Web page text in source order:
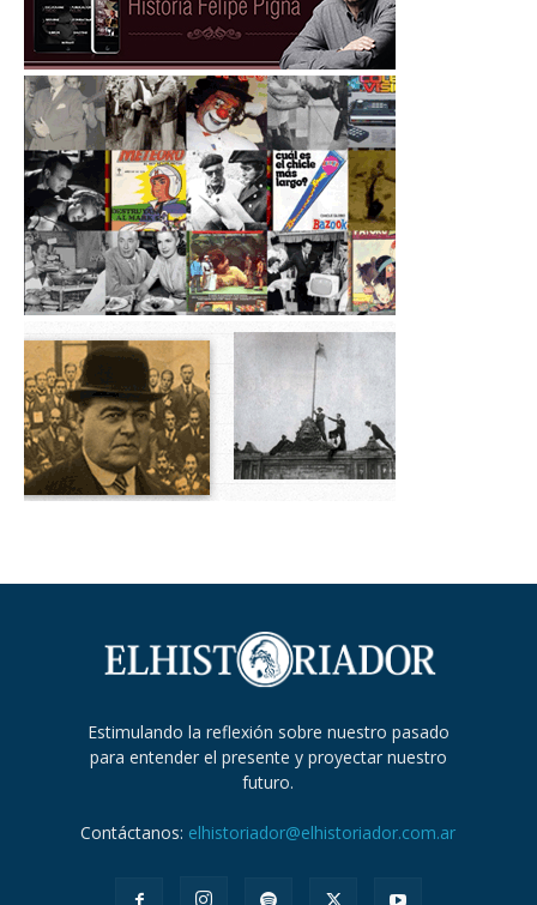
Estimulando la reflexión sobre nuestro pasado
para entender el presente y proyectar nuestro
futuro.
Contáctanos: elhistoriador@elhistoriador.com.ar